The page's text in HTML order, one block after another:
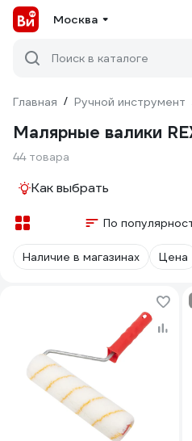
Москва
Поиск в каталоге
Главная / Ручной инструмент
Малярные валики
44 товара
Как выбрать
По
Наличие в магазинах Цена